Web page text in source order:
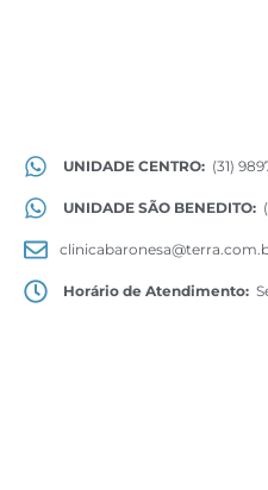
UNIDADE CENTRO: (31)
UNIDADE SÃO BENEDITO:
Horário de Atendimento: